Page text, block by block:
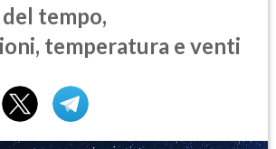
tempo,
temperatura e venti